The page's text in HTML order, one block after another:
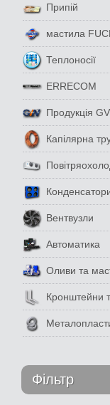
Припій
мастила
Теплоносії
ERRECOM
Продукція
Капілярна
Вентвузли
Автоматика
Оливи та
Кронштейни
Фільтр